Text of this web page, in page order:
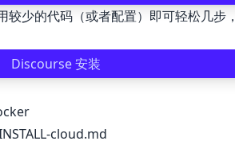
少的代码（或者配置）即可轻松几步
Discourse 安装
cloud.md